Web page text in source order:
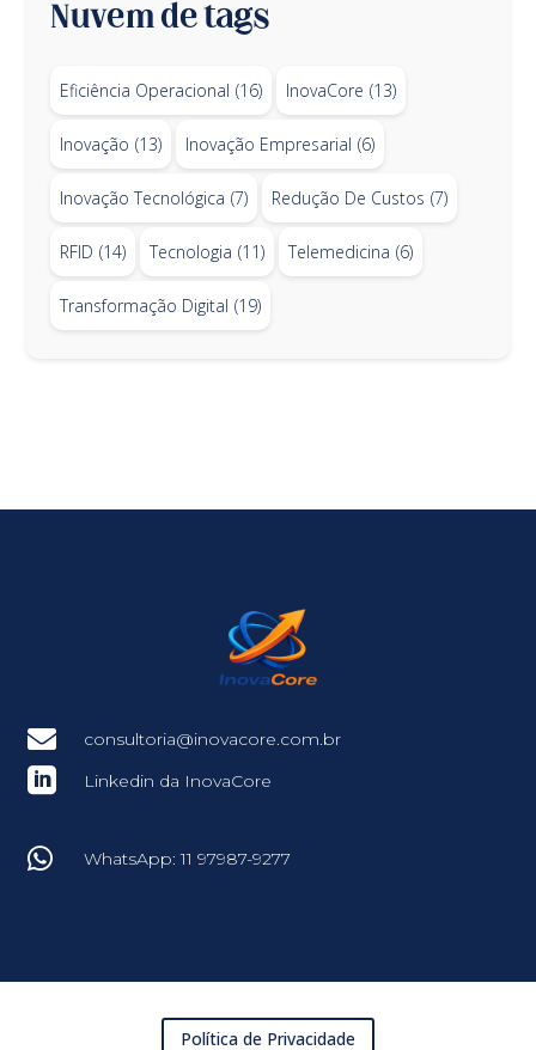
Nuvem de tags
Eficiência Operacional (16) InovaCore (13)
Inovação (13) Inovação Empresarial (6)
Inovação Tecnológica (7) Redução De Custos (7)
RFID (14) Tecnologia (11) Telemedicina (6)
Transformação Digital (19)
 consultoria@inovacore.com.br
 Linkedin da InovaCore
 WhatsApp: 11 97987-9277
Política de Privacidade